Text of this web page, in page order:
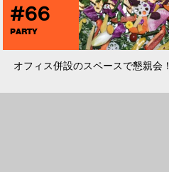
#66
PARTY
オフィス併設のスペースで懇親会！